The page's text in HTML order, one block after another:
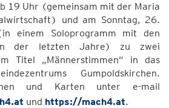
19 Uhr (gemeinsam mit der Maria
und am Sonntag, 26.
einem Soloprogramm mit den
der letzten Jahre) zu zwei
Titel „Männerstimmen“ in das
Gumpoldskirchen.
und Karten unter e-mail
und https://mach4.at.